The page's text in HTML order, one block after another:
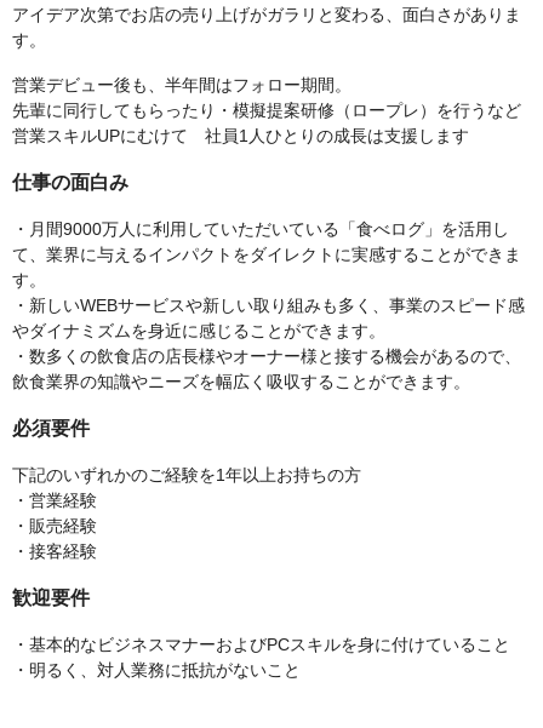
アイデア次第でお店の売り上げがガラリと変わる、面白さがありま
す。
営業デビュー後も、半年間はフォロー期間。
先輩に同行してもらったり・模擬提案研修（ロープレ）を行うなど
営業スキルUPにむけて 社員1人ひとりの成長は支援します
仕事の面白み
・月間9000万人に利用していただいている「食べログ」を活用し
て、業界に与えるインパクトをダイレクトに実感することができま
す。
・新しいWEBサービスや新しい取り組みも多く、事業のスピード感
やダイナミズムを身近に感じることができます。
・数多くの飲食店の店長様やオーナー様と接する機会があるので、
飲食業界の知識やニーズを幅広く吸収することができます。
必須要件
下記のいずれかのご経験を1年以上お持ちの方
・営業経験
・販売経験
・接客経験
歓迎要件
・基本的なビジネスマナーおよびPCスキルを身に付けていること
・明るく、対人業務に抵抗がないこと